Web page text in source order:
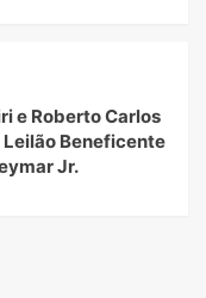
e Roberto Carlos
Beneficente
Jr.